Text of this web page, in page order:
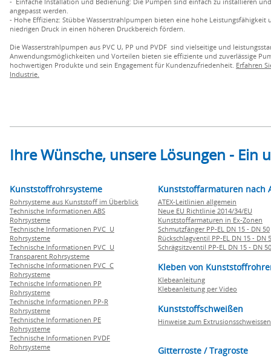
angepasst werden.
- Hohe Effizienz: Stübbe Wasserstrahlpumpen bieten eine hohe
niedrigen Druck in einen höheren Druckbereich fördern.
Die Wasserstrahlpumpen aus PVC U, PP und PVDF sind vielseitige und
Anwendungsmöglichkeiten und Vorteilen bieten sie effiziente und zuverlässige
hochwertigen Produkte und sein Engagement für Kundenzufriedenheit. Erfahren
Industrie.
Ihre Wünsche, unsere Lösungen -
Kunststoffrohrsysteme
Rohrsysteme aus Kunststoff im Überblick
Technische Informationen ABS
Rohrsysteme
Technische Informationen PVC U
Rohrsysteme
Technische Informationen PVC U
Transparent Rohrsysteme
Technische Informationen PVC C
Rohrsysteme
Technische Informationen PP
Rohrsysteme
Technische Informationen PP-R
Rohrsysteme
Technische Informationen PE
Rohrsysteme
Technische Informationen PVDF
Rohrsysteme
Kunststoffarmaturen nach
ATEX-Leitlinien allgemein
Neue EU Richtlinie 2014/34/EU
Kunststoffarmaturen in Ex-Zonen
Schmutzfänger PP-EL DN 15 - DN 50
Rückschlagventil PP-EL DN 15 - DN
Schrägsitzventil PP-EL DN 15 - DN 50
Kleben von
Klebeanleitung
Klebeanleitung per Video
Kunststoffschweißen
Hinweise zum Extrusionsschweissen
Gitterroste / Tragroste